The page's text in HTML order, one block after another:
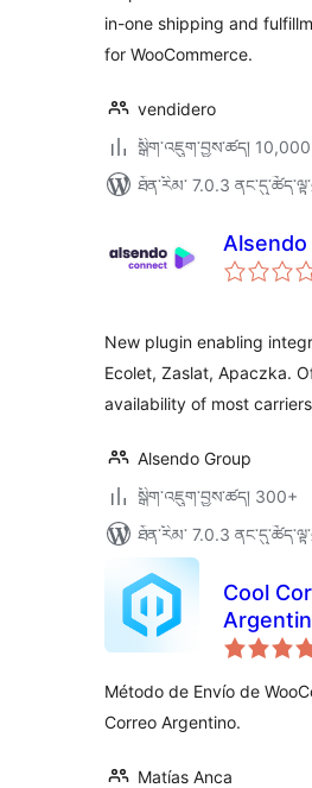
in-one shipping and
for WooCommerce.
vendidero
སྒྲིག་འཇུག་བྱས་ཚད།
ཐོན་རིམ་ 7.0.3
New plugin enabling
Ecolet, Zaslat, Apaczka.
availability of most
Alsendo Group
སྒྲིག་འཇུག་བྱས་ཚད། 300+
ཐོན་རིམ་ 7.0.3
Cool
Método de Envío de
Correo Argentino.
Matías Anca